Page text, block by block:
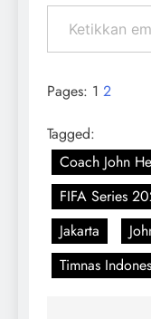
Pages: 1 2
Tagged:
Coach John
FIFA Series
Jakarta
Timnas